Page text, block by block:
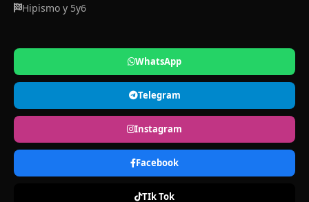
Hipismo y 5y6
WhatsApp
Telegram
Instagram
Facebook
TIk Tok